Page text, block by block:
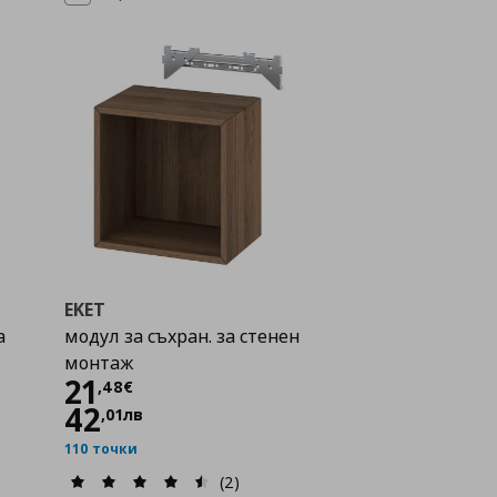
EKET
модул за съхран. за стенен
монтаж
21,48€
Цена
42,01лв
110 точки
(2)